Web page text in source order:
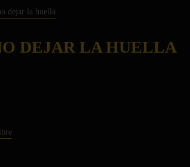
DEJAR LA HUELLA